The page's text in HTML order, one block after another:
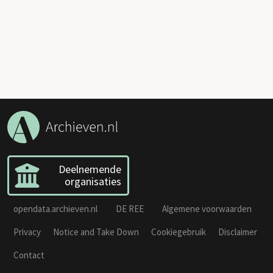
Deelnemende
organisaties
opendata.archieven.nl DE REE
Algemene voorwaarden
Privacy
Notice and Take Down Cookiegebruik
Disclaimer
Contact